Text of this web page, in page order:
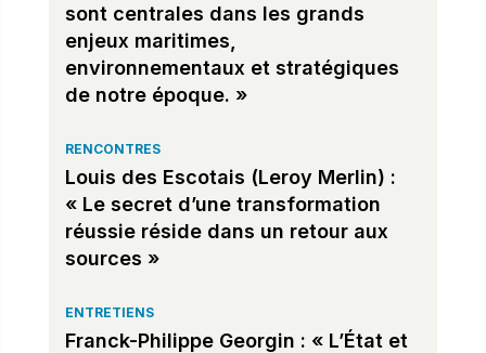
sont centrales dans les grands
enjeux maritimes,
environnementaux et stratégiques
de notre époque. »
RENCONTRES
Louis des Escotais (Leroy Merlin) :
« Le secret d’une transformation
réussie réside dans un retour aux
sources »
ENTRETIENS
Franck-Philippe Georgin : « L’État et